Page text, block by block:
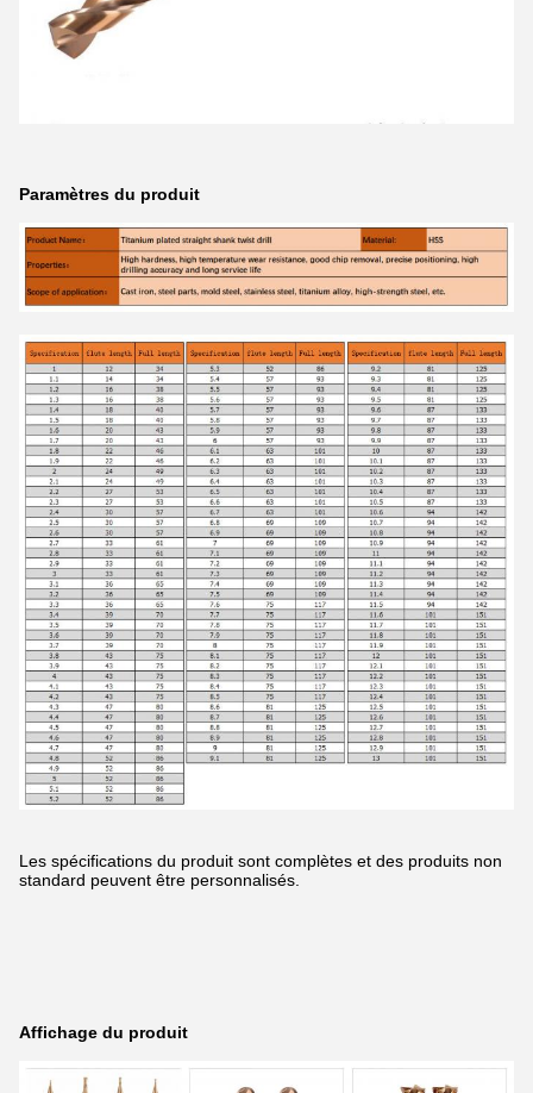
Paramètres du produit
Les spécifications du produit sont complètes et des produits non
standard peuvent être personnalisés.
Affichage du produit